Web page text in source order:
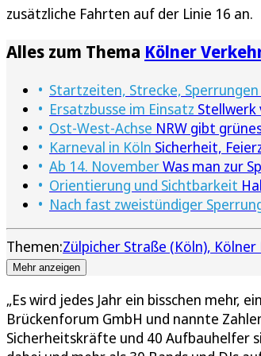
zusätzliche Fahrten auf der Linie 16 an.
Alles zum Thema Kölner
Startzeiten, Strecke, Sperrungen
Ersatzbusse im Einsatz Stellwerk
Ost-West-Achse NRW gibt
Karneval in Köln Sicherheit,
Ab 14. NovemberWas man zur
Orientierung und Sichtbarkeit
Nach fast zweistündiger
Themen:Zülpicher Straße (Köln)
Mehr anzeigen
„Es wird jedes Jahr ein bisschen mehr,
Brückenforum GmbH und nannte
Sicherheitskräfte und 40 Aufbauhelfer